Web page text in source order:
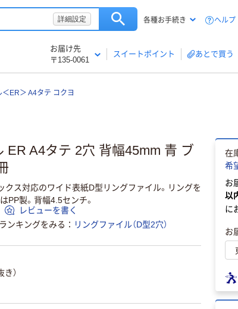
詳細設定 各種お手続き ヘルプ
お届け先
〒135-0061
スイートポイント あとで買う
ER＞ A4タテ コクヨ
ER A4タテ 2穴 背幅45mm 青 ブ
クス対応のワイド表紙D型リングファイル。リングを
PP製。背幅4.5センチ。
レビューを書く
ランキングをみる リングファイル（D型2穴）
）
在
希
お
以
に
お